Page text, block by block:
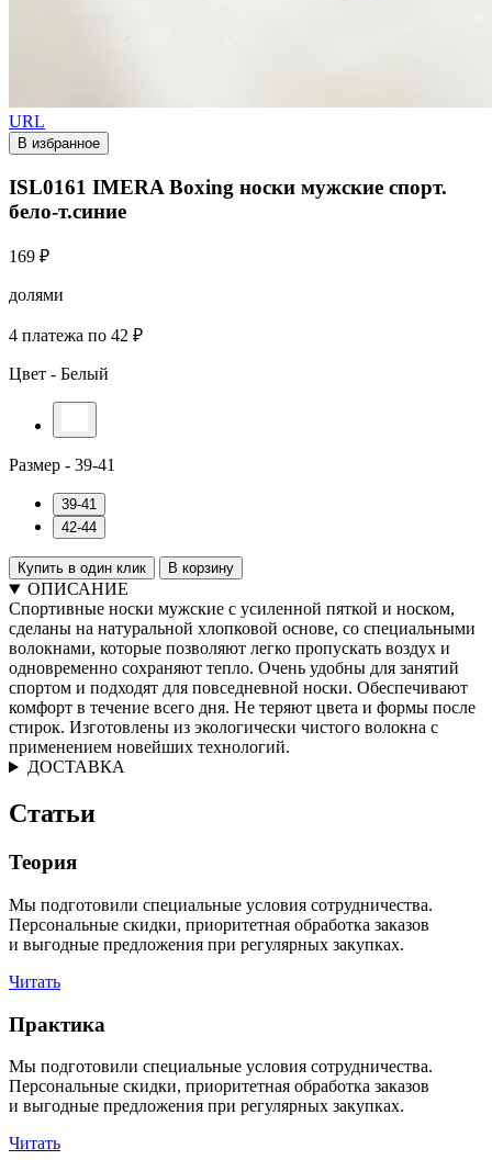
URL
В избранное
ISL0161 IMERA Boxing носки мужские спорт.
бело-т.синие
169 ₽
долями
4 платежа по 42 ₽
Цвет - Белый
Размер - 39-41
39-41
42-44
Купить в один клик В корзину
ОПИСАНИЕ
Спортивные носки мужские с усиленной пяткой и носком,
сделаны на натуральной хлопковой основе, со специальными
волокнами, которые позволяют легко пропускать воздух и
одновременно сохраняют тепло. Очень удобны для занятий
спортом и подходят для повседневной носки. Обеспечивают
комфорт в течение всего дня. Не теряют цвета и формы после
стирок. Изготовлены из экологически чистого волокна с
применением новейших технологий.
ДОСТАВКА
Статьи
Теория
Мы подготовили специальные условия сотрудничества.
Персональные скидки, приоритетная обработка заказов
и выгодные предложения при регулярных закупках.
Читать
Практика
Мы подготовили специальные условия сотрудничества.
Персональные скидки, приоритетная обработка заказов
и выгодные предложения при регулярных закупках.
Читать